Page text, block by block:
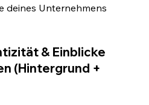
deines Unternehmens
& Einblicke
(Hintergrund +